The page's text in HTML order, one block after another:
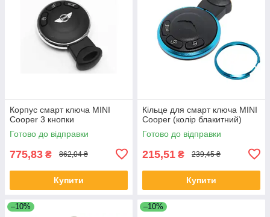
Корпус смарт ключа MINI
Cooper 3 кнопки
Готово до відправки
775,83 ₴ 862,04 ₴
Купити
Кільце для смарт ключа MINI
Cooper (колір блакитний)
Готово до відправки
215,51 ₴ 239,45 ₴
Купити
–10% –10%